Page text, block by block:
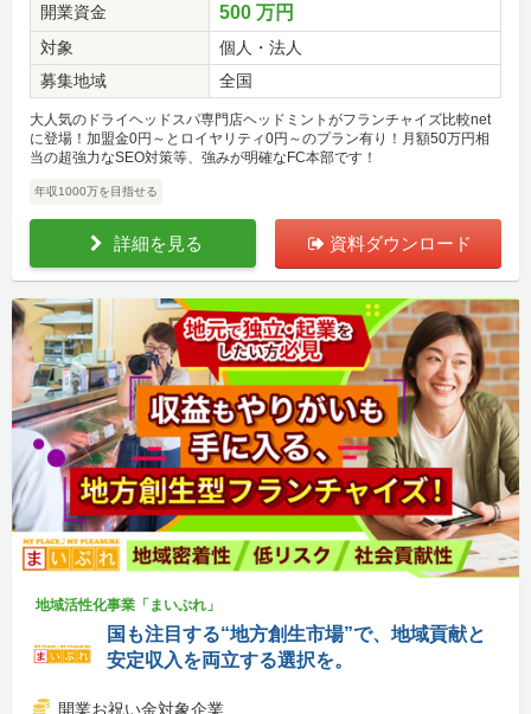
開業資金
500 万円
対象
個人・法人
募集地域
全国
大人気のドライヘッドスパ専門店ヘッドミントがフランチャイズ比較net
に登場！加盟金0円～とロイヤリティ0円～のプラン有り！月額50万円相
当の超強力なSEO対策等、強みが明確なFC本部です！
年収1000万を目指せる
詳細を見る 資料ダウンロード
地域活性化事業「まいぷれ」
国も注目する“地方創生市場”で、地域貢献と
安定収入を両立する選択を。
開業お祝い金対象企業